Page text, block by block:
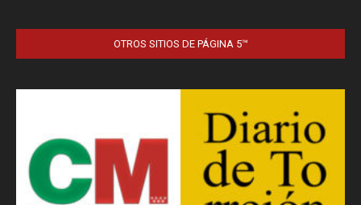
OTROS SITIOS DE PÁGINA 5™